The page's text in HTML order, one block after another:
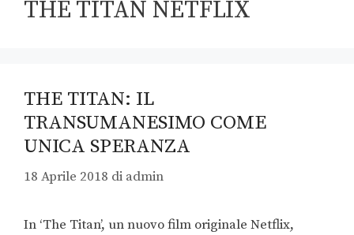
THE TITAN NETFLIX
THE TITAN: IL
TRANSUMANESIMO COME
UNICA SPERANZA
18 Aprile 2018 di admin
In ‘The Titan’, un nuovo film originale Netflix,